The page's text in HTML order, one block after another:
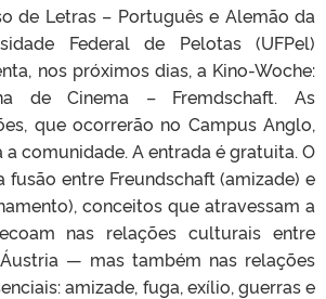
de Letras – Português e Alemão da
Federal de Pelotas (UFPel)
nos próximos dias, a Kino-Woche:
de Cinema – Fremdschaft. As
que ocorrerão no Campus Anglo,
comunidade. A entrada é gratuita. O
entre Freundschaft (amizade) e
conceitos que atravessam a
nas relações culturais entre
— mas também nas relações
amizade, fuga, exílio, guerras e